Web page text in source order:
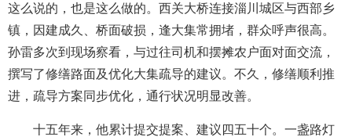
这么说的，也是这么做的。西关大桥连接淄川城区与西部乡
镇，因建成久、桥面破损，逢大集常拥堵，群众呼声很高。
孙雷多次到现场察看，与过往司机和摆摊农户面对面交流，
撰写了修缮路面及优化大集疏导的建议。不久，修缮顺利推
进，疏导方案同步优化，通行状况明显改善。
十五年来，他累计提交提案、建议四五十个。一盏路灯